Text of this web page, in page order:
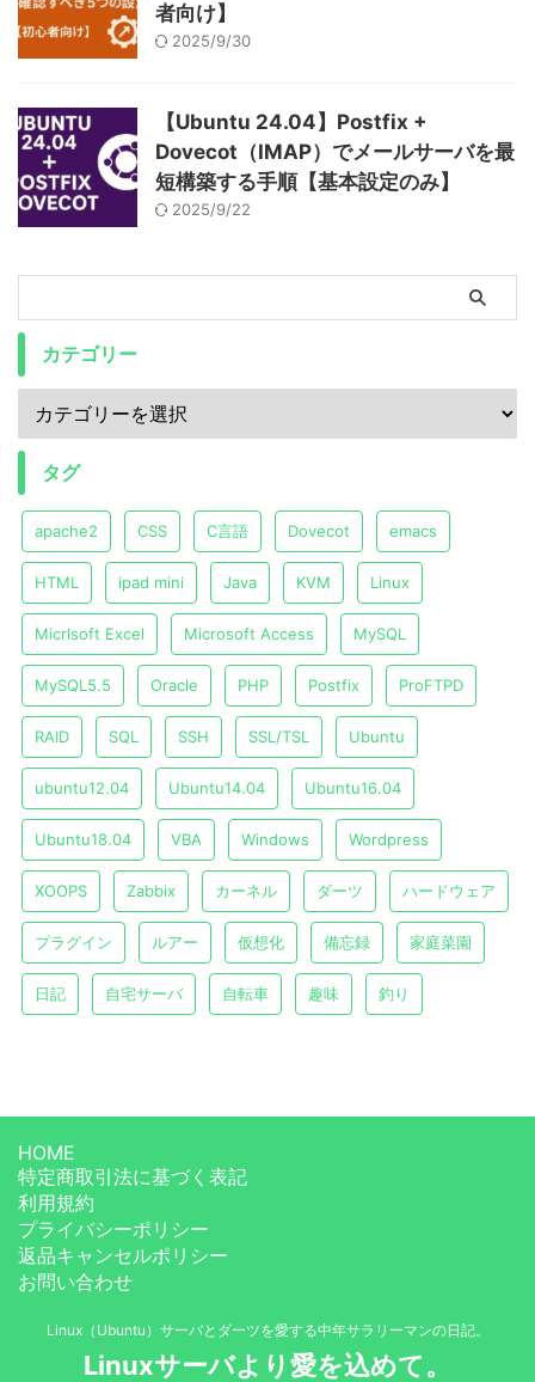
者向け】
2025/9/30
【Ubuntu 24.04】Postfix +
Dovecot（IMAP）でメールサーバを最
短構築する手順【基本設定のみ】
2025/9/22
カテゴリー
タグ
apache2 CSS C言語 Dovecot emacs
HTML ipad mini Java KVM Linux
Micrlsoft Excel Microsoft Access MySQL
MySQL5.5 Oracle PHP Postfix ProFTPD
RAID SQL SSH SSL/TSL Ubuntu
ubuntu12.04 Ubuntu14.04 Ubuntu16.04
Ubuntu18.04 VBA Windows Wordpress
XOOPS Zabbix カーネル ダーツ ハードウェア
プラグイン ルアー 仮想化 備忘録 家庭菜園
日記 自宅サーバ 自転車 趣味 釣り
HOME
特定商取引法に基づく表記
利用規約
プライバシーポリシー
返品キャンセルポリシー
お問い合わせ
Linux（Ubuntu）サーバとダーツを愛する中年サラリーマンの日記。
Linuxサーバより愛を込めて。